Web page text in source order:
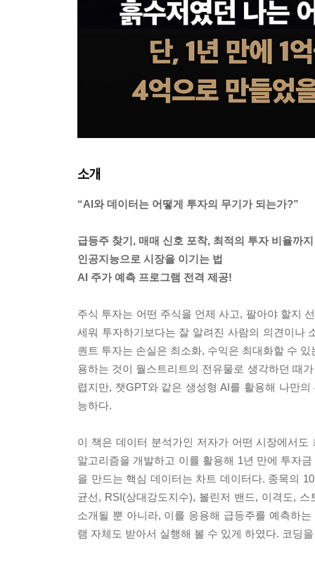
소개
“AI와 데이터는 어떻게 투자의 무기가 되는가?”
급등주 찾기, 매매 신호 포착, 최적의 투자 비율까지
인공지능으로 시장을 이기는 법
AI 주가 예측 프로그램 전격 제공!
주식 투자는 어떤 주식을 언제 사고, 팔아야 할지
세워 투자하기보다는 잘 알려진 사람의 의견이나
퀀트 투자는 손실은 최소화, 수익은 최대화할 수
용하는 것이 월스트리트의 전유물로 생각하던 때
렵지만, 챗GPT와 같은 생성형 AI를 활용해 나만
능하다.
이 책은 데이터 분석가인 저자가 어떤 시장에서
알고리즘을 개발하고 이를 활용해 1년 만에 투자
을 만드는 핵심 데이터는 차트 데이터다. 종목의
균선, RSI(상대강도지수), 볼린저 밴드, 이격도,
소개될 뿐 아니라, 이를 응용해 급등주를 예측하는
램 자체도 받아서 실행해 볼 수 있게 하였다. 코딩